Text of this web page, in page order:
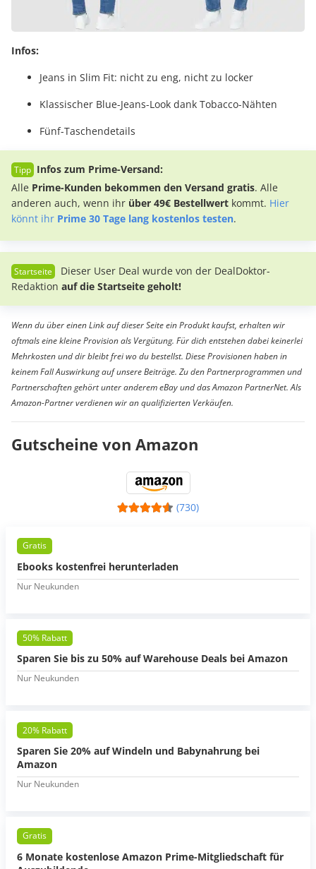
Infos:
Jeans in Slim Fit: nicht zu eng, nicht zu locker
Klassischer Blue-Jeans-Look dank Tobacco-Nähten
Fünf-Taschendetails
Infos zum Prime-Versand:
Alle Prime-Kunden bekommen den Versand gratis. Alle
anderen auch, wenn ihr über 49€ Bestellwert kommt. Hier
könnt ihr Prime 30 Tage lang kostenlos testen.
Dieser User Deal wurde von der DealDoktor-
Redaktion auf die Startseite geholt!
Wenn du über einen Link auf dieser Seite ein Produkt kaufst, erhalten wir
oftmals eine kleine Provision als Vergütung. Für dich entstehen dabei keinerlei
Mehrkosten und dir bleibt frei wo du bestellst. Diese Provisionen haben in
keinem Fall Auswirkung auf unsere Beiträge. Zu den Partnerprogrammen und
Partnerschaften gehört unter anderem eBay und das Amazon PartnerNet. Als
Amazon-Partner verdienen wir an qualifizierten Verkäufen.
Gutscheine von Amazon
(730)
Gratis
Ebooks kostenfrei herunterladen
Nur Neukunden
50% Rabatt
Sparen Sie bis zu 50% auf Warehouse Deals bei Amazon
Nur Neukunden
20% Rabatt
Sparen Sie 20% auf Windeln und Babynahrung bei
Amazon
Nur Neukunden
Gratis
6 Monate kostenlose Amazon Prime-Mitgliedschaft für